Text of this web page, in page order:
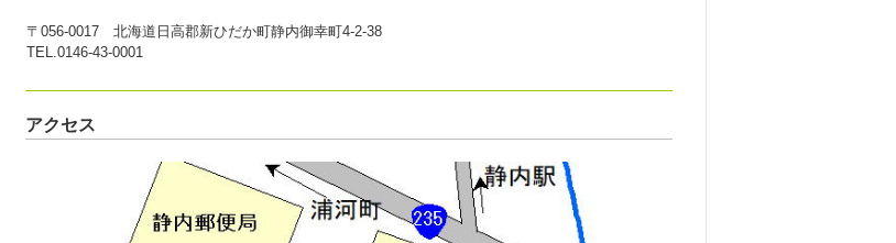
〒056-0017 北海道日高郡新ひだか町静内御幸町4-2-38
TEL.0146-43-0001
アクセス